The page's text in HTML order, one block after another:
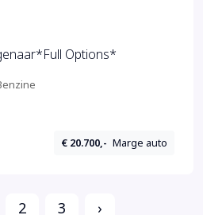
Options*
€ 20.700,- Marge auto
2 3 ›